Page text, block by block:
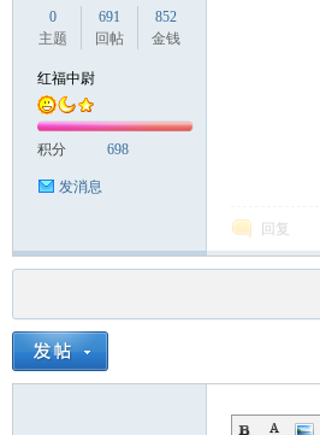
0
主题
691
回帖
852
金钱
红福中尉
积分 698
发消息
回复